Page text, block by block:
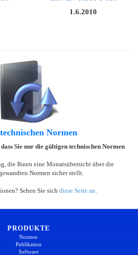
1.6.2010
Normen
Sie nur die gültigen technischen Normen
die Ihnen eine Monatsübersicht über die
Normen sicher stellt.
Sehen Sie sich diese Seite an
PRODUKTE
Normen
Publikation
Software